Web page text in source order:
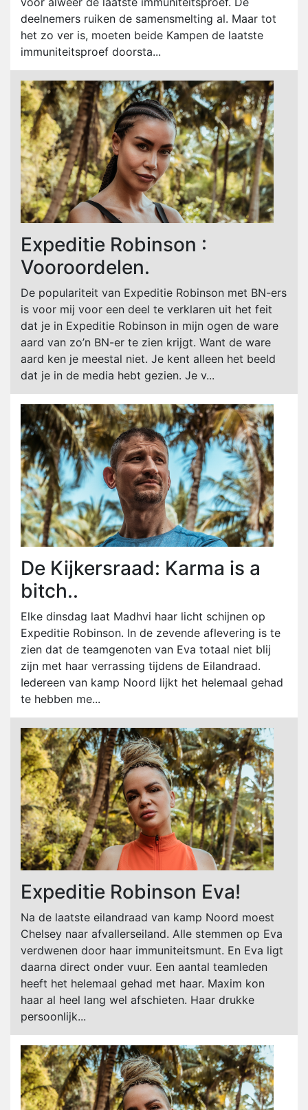
deelnemers ruiken de samensmelting al. Maar tot
het zo ver is, moeten beide Kampen de laatste
immuniteitsproef doorsta...
Expeditie Robinson :
Vooroordelen.
De populariteit van Expeditie Robinson met BN-ers
is voor mij voor een deel te verklaren uit het feit
dat je in Expeditie Robinson in mijn ogen de ware
aard van zo’n BN-er te zien krijgt. Want de ware
aard ken je meestal niet. Je kent alleen het beeld
dat je in de media hebt gezien. Je v...
De Kijkersraad: Karma is a
bitch..
Elke dinsdag laat Madhvi haar licht schijnen op
Expeditie Robinson. In de zevende aflevering is te
zien dat de teamgenoten van Eva totaal niet blij
zijn met haar verrassing tijdens de Eilandraad.
Iedereen van kamp Noord lijkt het helemaal gehad
te hebben me...
Expeditie Robinson Eva!
Na de laatste eilandraad van kamp Noord moest
Chelsey naar afvallerseiland. Alle stemmen op Eva
verdwenen door haar immuniteitsmunt. En Eva ligt
daarna direct onder vuur. Een aantal teamleden
heeft het helemaal gehad met haar. Maxim kon
haar al heel lang wel afschieten. Haar drukke
persoonlijk...